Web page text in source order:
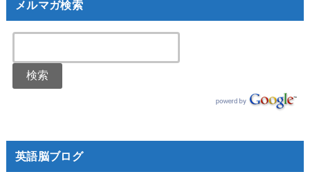
メルマガ検索
英語脳ブログ